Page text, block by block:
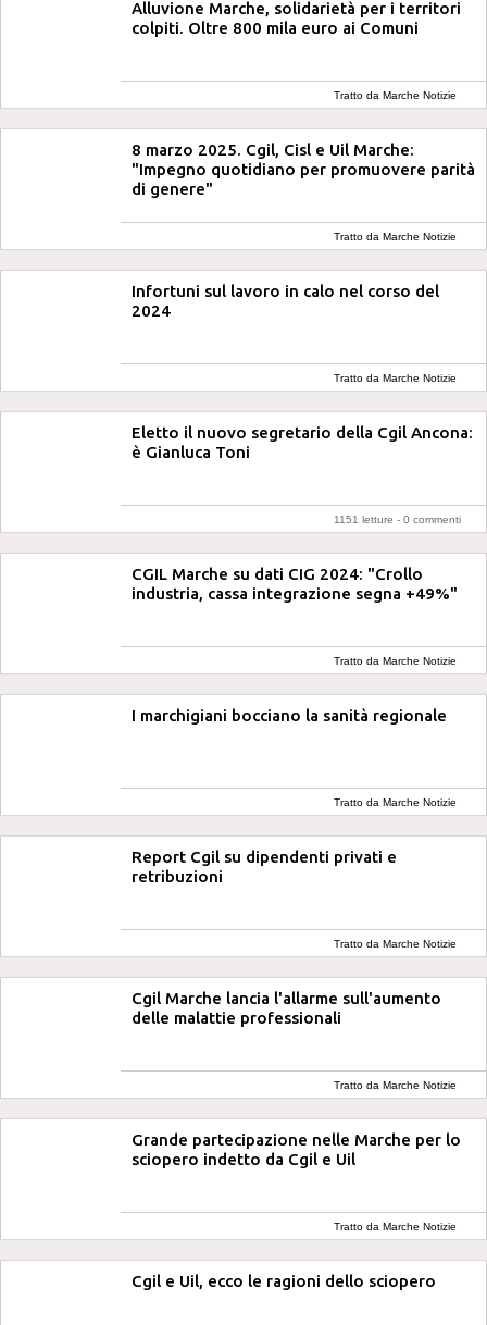
Alluvione Marche, solidarietà per i territori
colpiti. Oltre 800 mila euro ai Comuni
Tratto da Marche Notizie
8 marzo 2025. Cgil, Cisl e Uil Marche:
"Impegno quotidiano per promuovere parità
di genere"
Tratto da Marche Notizie
Infortuni sul lavoro in calo nel corso del
2024
Tratto da Marche Notizie
Eletto il nuovo segretario della Cgil Ancona:
è Gianluca Toni
1151 letture - 0 commenti
CGIL Marche su dati CIG 2024: "Crollo
industria, cassa integrazione segna +49%"
Tratto da Marche Notizie
I marchigiani bocciano la sanità regionale
Tratto da Marche Notizie
Report Cgil su dipendenti privati e
retribuzioni
Tratto da Marche Notizie
Cgil Marche lancia l'allarme sull'aumento
delle malattie professionali
Tratto da Marche Notizie
Grande partecipazione nelle Marche per lo
sciopero indetto da Cgil e Uil
Tratto da Marche Notizie
Cgil e Uil, ecco le ragioni dello sciopero